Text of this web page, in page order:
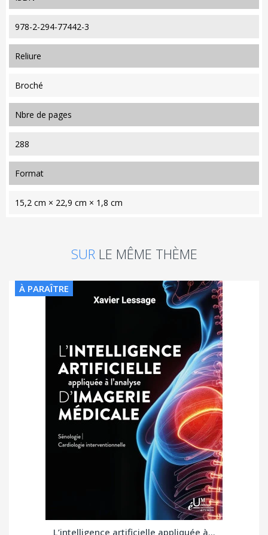
978-2-294-77442-3
reliure
Broché
nbre de pages
288
format
15,2 cm × 22,9 cm × 1,8 cm
SUR LE MÊME THÈME
À PARAÎTRE
L’intelligence artificielle appliquée à...